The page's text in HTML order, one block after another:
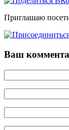
Приглашаю
Ваш